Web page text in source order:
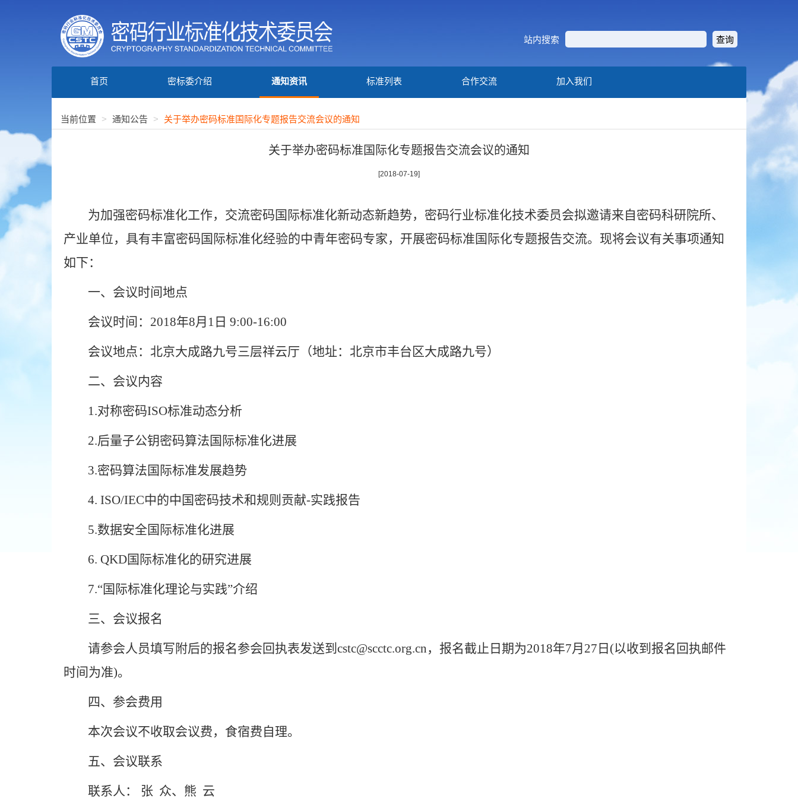
站内搜索
首页 密标委介绍 通知资讯 标准列表 合作交流 加入我们
当前位置 通知公告 关于举办密码标准国际化专题报告交流会议的通知
关于举办密码标准国际化专题报告交流会议的通知
[2018-07-19]
为加强密码标准化工作，交流密码国际标准化新动态新趋势，密码行业标准化技术委员会拟邀请来自密码科研院所、
产业单位，具有丰富密码国际标准化经验的中青年密码专家，开展密码标准国际化专题报告交流。现将会议有关事项通知
如下：
一、会议时间地点
会议时间：2018年8月1日 9:00-16:00
会议地点：北京大成路九号三层祥云厅（地址：北京市丰台区大成路九号）
二、会议内容
1.对称密码ISO标准动态分析
2.后量子公钥密码算法国际标准化进展
3.密码算法国际标准发展趋势
4. ISO/IEC中的中国密码技术和规则贡献-实践报告
5.数据安全国际标准化进展
6. QKD国际标准化的研究进展
7.“国际标准化理论与实践”介绍
三、会议报名
请参会人员填写附后的报名参会回执表发送到cstc@scctc.org.cn，报名截止日期为2018年7月27日(以收到报名回执邮件
时间为准)。
四、参会费用
本次会议不收取会议费，食宿费自理。
五、会议联系
联系人： 张 众、熊 云